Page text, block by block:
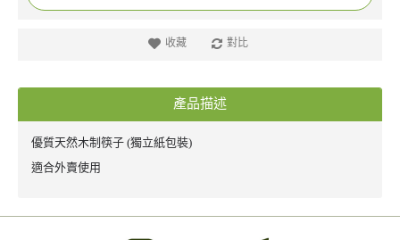
收藏 對比
產品描述
優質天然木制筷子 (獨立紙包裝)
適合外賣使用